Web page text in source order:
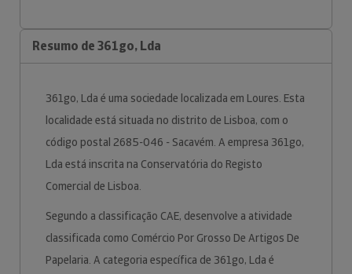
Resumo de 361go, Lda
361go, Lda é uma sociedade localizada em Loures. Esta
localidade está situada no distrito de Lisboa, com o
código postal 2685-046 - Sacavém. A empresa 361go,
Lda está inscrita na Conservatória do Registo
Comercial de Lisboa.
Segundo a classificação CAE, desenvolve a atividade
classificada como Comércio Por Grosso De Artigos De
Papelaria. A categoria específica de 361go, Lda é